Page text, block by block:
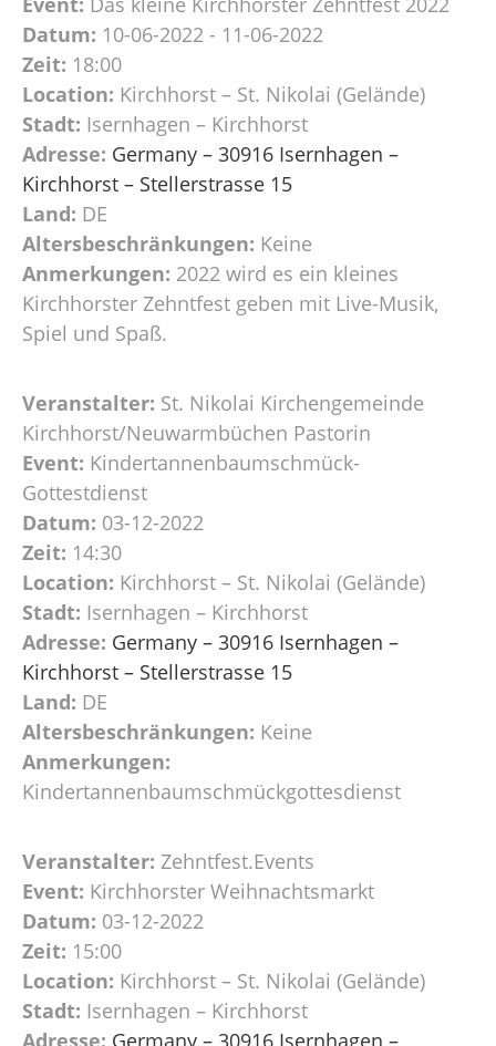
Datum: 10-06-2022 - 11-06-2022
Zeit: 18:00
Location: Kirchhorst – St. Nikolai (Gelände)
Stadt: Isernhagen – Kirchhorst
Adresse: Germany – 30916 Isernhagen –
Kirchhorst – Stellerstrasse 15
Land: DE
Altersbeschränkungen: Keine
Anmerkungen: 2022 wird es ein kleines
Kirchhorster Zehntfest geben mit Live-Musik,
Spiel und Spaß.
Veranstalter: St. Nikolai Kirchengemeinde
Kirchhorst/Neuwarmbüchen Pastorin
Event: Kindertannenbaumschmück-
Gottestdienst
Datum: 03-12-2022
Zeit: 14:30
Location: Kirchhorst – St. Nikolai (Gelände)
Stadt: Isernhagen – Kirchhorst
Adresse: Germany – 30916 Isernhagen –
Kirchhorst – Stellerstrasse 15
Land: DE
Altersbeschränkungen: Keine
Anmerkungen:
Kindertannenbaumschmückgottesdienst
Veranstalter: Zehntfest.Events
Event: Kirchhorster Weihnachtsmarkt
Datum: 03-12-2022
Zeit: 15:00
Location: Kirchhorst – St. Nikolai (Gelände)
Stadt: Isernhagen – Kirchhorst
Adresse: Germany – 30916 Isernhagen –